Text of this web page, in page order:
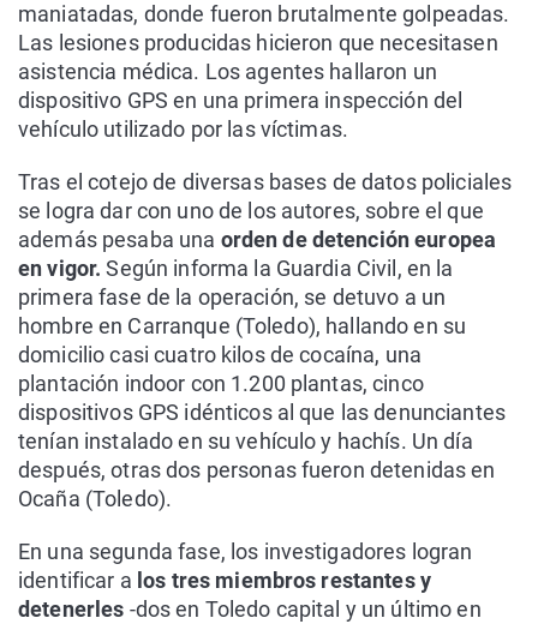
maniatadas, donde fueron brutalmente golpeadas.
Las lesiones producidas hicieron que necesitasen
asistencia médica. Los agentes hallaron un
dispositivo GPS en una primera inspección del
vehículo utilizado por las víctimas.
Tras el cotejo de diversas bases de datos policiales
se logra dar con uno de los autores, sobre el que
además pesaba una orden de detención europea
en vigor. Según informa la Guardia Civil, en la
primera fase de la operación, se detuvo a un
hombre en Carranque (Toledo), hallando en su
domicilio casi cuatro kilos de cocaína, una
plantación indoor con 1.200 plantas, cinco
dispositivos GPS idénticos al que las denunciantes
tenían instalado en su vehículo y hachís. Un día
después, otras dos personas fueron detenidas en
Ocaña (Toledo).
En una segunda fase, los investigadores logran
identificar a los tres miembros restantes y
detenerles -dos en Toledo capital y un último en